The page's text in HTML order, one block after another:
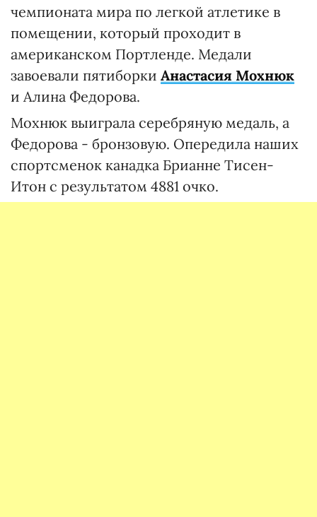
чемпионата мира по легкой атлетике в
помещении, который проходит в
американском Портленде. Медали
завоевали пятиборки Анастасия Мохнюк
и Алина Федорова.
Мохнюк выиграла серебряную медаль, а
Федорова - бронзовую. Опередила наших
спортсменок канадка Брианне Тисен-
Итон с результатом 4881 очко.